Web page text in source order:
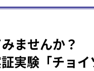
ませんか？
実験「チョイ